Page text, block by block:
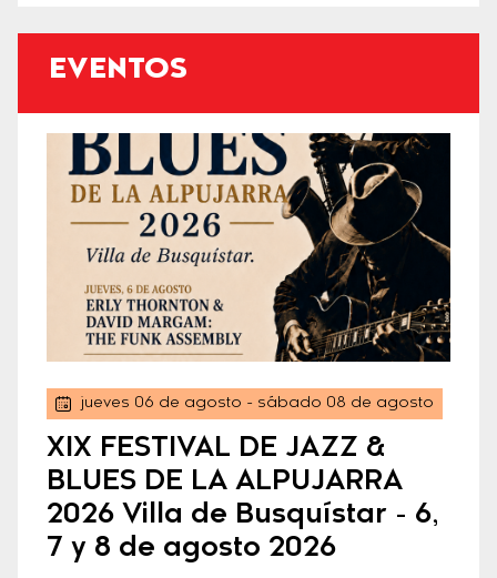
EVENTOS
jueves 06 de agosto - sábado 08 de agosto
XIX FESTIVAL DE JAZZ &
BLUES DE LA ALPUJARRA
2026 Villa de Busquístar - 6,
7 y 8 de agosto 2026